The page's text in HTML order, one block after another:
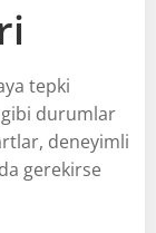
tepki
durumlar
deneyimli
gerekirse